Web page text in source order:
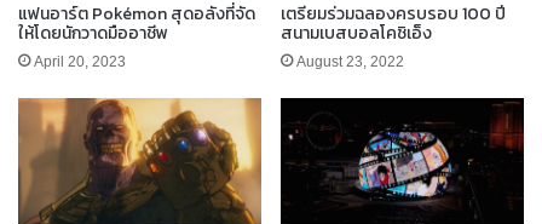
แฟนอาร์ต Pokémon สุดอลังที่จัด
ให้โดยนักวาดมืออาชีพ
April 20, 2023
เตรียมร่วมฉลองครบรอบ 100 ปี
สนามเบสบอลโคชิเอ็ง
August 23, 2022